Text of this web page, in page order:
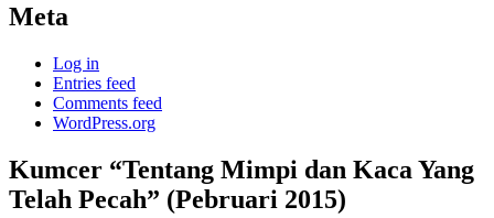
Meta
Log in
Entries feed
Comments feed
WordPress.org
Kumcer “Tentang Mimpi dan Kaca Yang
Telah Pecah” (Pebruari 2015)